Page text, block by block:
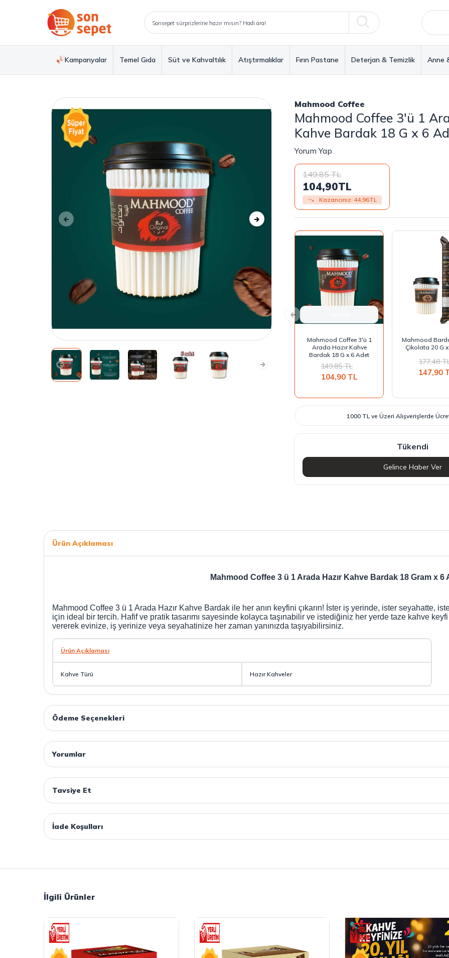
Kampanyalar Temel Gıda Süt ve Kahvaltılık Atıştırmalıklar Fırın Pastane Deterjan & Temizlik Anne
Mahmood Coffee
Mahmood Coffee 3'ü 1
Kahve Bardak 18 G x 6
Yorum Yap
149,85TL
104,90TL
Kazancınız 44,96TL
Mahmood Coffee 3'ü 1
Arada Hazır Kahve
Bardak 18 G x 6 Adet
149,85TL
104,90TL
Mahmood
Çikolata 20 G
177,48
147,90
1000 TL ve Üzeri Alışverişlerde
Tükendi
Gelince Haber Ver
Ürün Açıklaması
Mahmood Coffee 3 ü 1 Arada Hazır Kahve Bardak 18 Gram x 6
Mahmood Coffee 3 ü 1 Arada Hazır Kahve Bardak ile her anın keyfini çıkarın! İster iş yerinde, ister seyahatte,
için ideal bir tercih. Hafif ve pratik tasarımı sayesinde kolayca taşınabilir ve istediğiniz her yerde taze kahve
vererek evinize, iş yerinize veya seyahatinize her zaman yanınızda taşıyabilirsiniz.
Ürün Açıklaması
Kahve Türü Hazır Kahveler
Ödeme Seçenekleri
Yorumlar
Tavsiye Et
İade Koşulları
İlgili Ürünler